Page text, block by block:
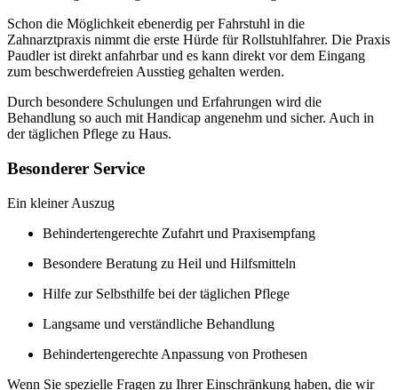
Schon die Möglichkeit ebenerdig per Fahrstuhl in die
Zahnarztpraxis nimmt die erste Hürde für Rollstuhlfahrer. Die Praxis
Paudler ist direkt anfahrbar und es kann direkt vor dem Eingang
zum beschwerdefreien Ausstieg gehalten werden.
Durch besondere Schulungen und Erfahrungen wird die
Behandlung so auch mit Handicap angenehm und sicher. Auch in
der täglichen Pflege zu Haus.
Besonderer Service
Ein kleiner Auszug
Behindertengerechte Zufahrt und Praxisempfang
Besondere Beratung zu Heil und Hilfsmitteln
Hilfe zur Selbsthilfe bei der täglichen Pflege
Langsame und verständliche Behandlung
Behindertengerechte Anpassung von Prothesen
Wenn Sie spezielle Fragen zu Ihrer Einschränkung haben, die wir